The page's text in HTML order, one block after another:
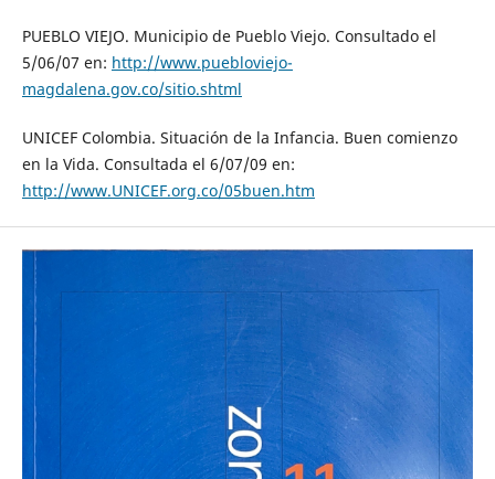
PUEBLO VIEJO. Municipio de Pueblo Viejo. Consultado el
5/06/07 en: http://www.puebloviejo-
magdalena.gov.co/sitio.shtml
UNICEF Colombia. Situación de la Infancia. Buen comienzo
en la Vida. Consultada el 6/07/09 en:
http://www.UNICEF.org.co/05buen.htm